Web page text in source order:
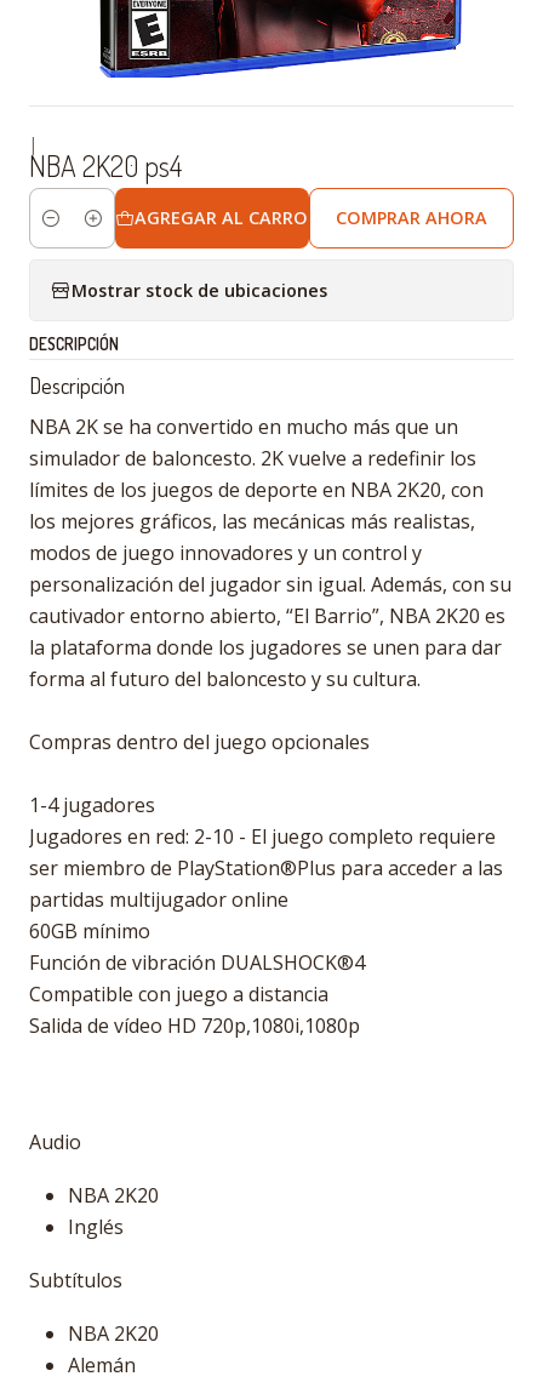
|
NBA 2K20 ps4
Cantidad
AGREGAR AL CARRO COMPRAR AHORA
Mostrar stock de ubicaciones
DESCRIPCIÓN
Descripción
NBA 2K se ha convertido en mucho más que un
simulador de baloncesto. 2K vuelve a redefinir los
límites de los juegos de deporte en NBA 2K20, con
los mejores gráficos, las mecánicas más realistas,
modos de juego innovadores y un control y
personalización del jugador sin igual. Además, con su
cautivador entorno abierto, “El Barrio”, NBA 2K20 es
la plataforma donde los jugadores se unen para dar
forma al futuro del baloncesto y su cultura.
Compras dentro del juego opcionales
1-4 jugadores
Jugadores en red: 2-10 - El juego completo requiere
ser miembro de PlayStation®Plus para acceder a las
partidas multijugador online
60GB mínimo
Función de vibración DUALSHOCK®4
Compatible con juego a distancia
Salida de vídeo HD 720p,1080i,1080p
Audio
NBA 2K20
Inglés
Subtítulos
NBA 2K20
Alemán